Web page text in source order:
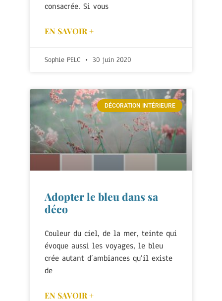
consacrée. Si vous
EN SAVOIR +
Sophie PELC 30 juin 2020
DÉCORATION INTÉRIEURE
Adopter le bleu dans sa
déco
Couleur du ciel, de la mer, teinte qui
évoque aussi les voyages, le bleu
crée autant d’ambiances qu’il existe
de
EN SAVOIR +